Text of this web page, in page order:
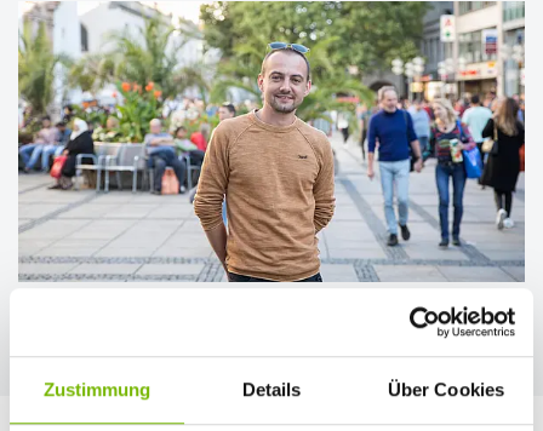
Zustimmung Details Über Cookies
„Wenn ich erkältet bin, trinke ich viel Wasser, um den Stoffwechsel
anzuregen. Das hilft mir und ich bin schneller wieder gesund.“